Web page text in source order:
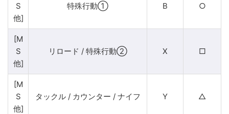
S
他]
特殊行動① B ○
[M
S
他]
リロード / 特殊行動② X □
[M
S
他]
タックル / カウンター / ナイフ Y △